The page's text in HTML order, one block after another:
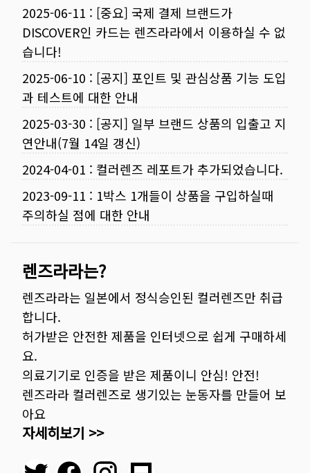
2025-06-11 : [중요] 국제 결제 브랜드가
DISCOVER인 카드는 렌즈라라에서 이용하실 수 없
습니다!
2025-06-10 : [공지] 포인트 및 관심상품 기능 도입
과 테스트에 대한 안내
2025-03-30 : [공지] 일부 브랜드 상품의 입출고 지
연안내(7월 14일 갱신)
2024-04-01 : 컬러렌즈 레포트가 추가되었습니다.
2023-09-11 : 1박스 1개들이 상품을 구입하실때
주의하실 점에 대한 안내
렌즈라라는?
렌즈라라는 일본에서 정식승인된 컬러렌즈만 취급
합니다.
허가받은 안전한 제품을 인터넷으로 쉽게 구매하세
요.
의료기기로 인증을 받은 제품이니 안심! 안전!
렌즈라라 컬러렌즈로 생기있는 눈동자를 만들어 보
아요
자세히보기 >>